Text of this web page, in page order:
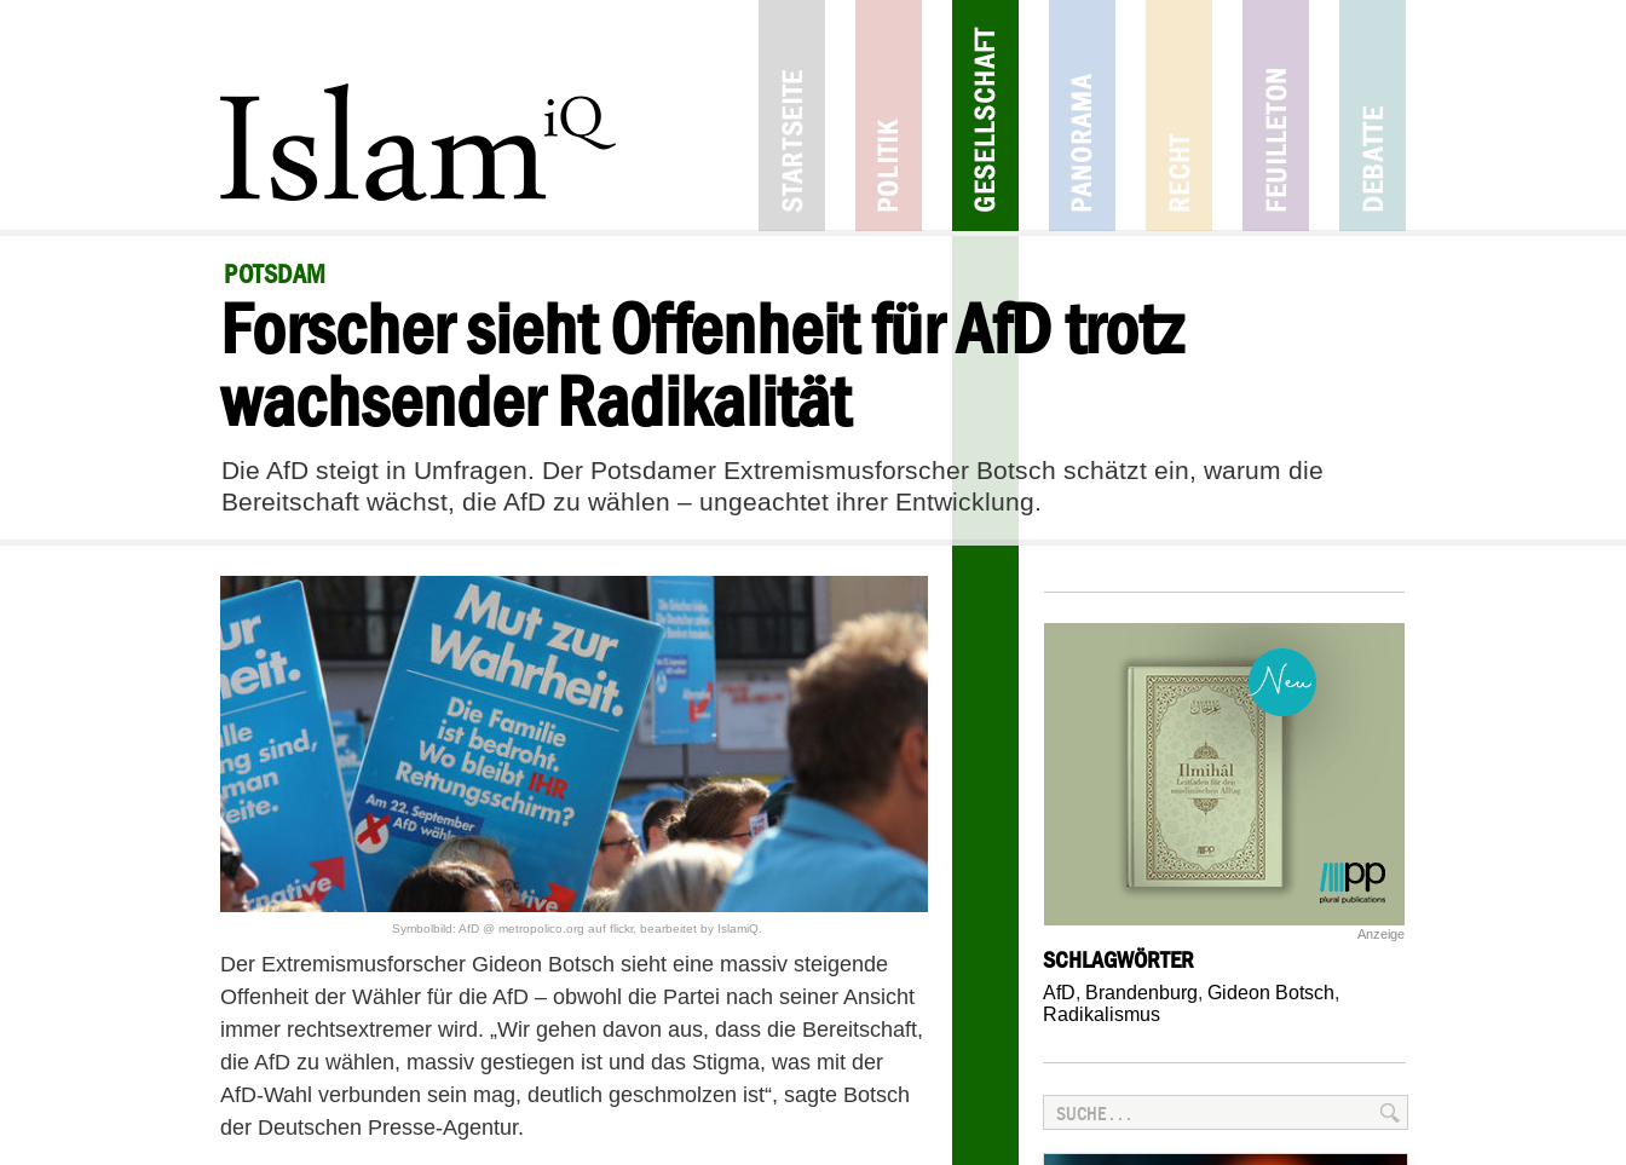
POTSDAM
Forscher sieht Offenheit für AfD trotz
wachsender Radikalität
Die AfD steigt in Umfragen. Der Potsdamer Extremismusforscher Botsch schätzt ein, warum die
Bereitschaft wächst, die AfD zu wählen – ungeachtet ihrer Entwicklung.
Symbolbild: AfD @ metropolico.org auf flickr, bearbeitet by IslamiQ.
Der Extremismusforscher Gideon Botsch sieht eine massiv steigende
Offenheit der Wähler für die AfD – obwohl die Partei nach seiner Ansicht
immer rechtsextremer wird. „Wir gehen davon aus, dass die Bereitschaft,
die AfD zu wählen, massiv gestiegen ist und das Stigma, was mit der
AfD-Wahl verbunden sein mag, deutlich geschmolzen ist“, sagte Botsch
der Deutschen Presse-Agentur.
Anzeige
SCHLAGWÖRTER
AfD, Brandenburg, Gideon Botsch,
Radikalismus